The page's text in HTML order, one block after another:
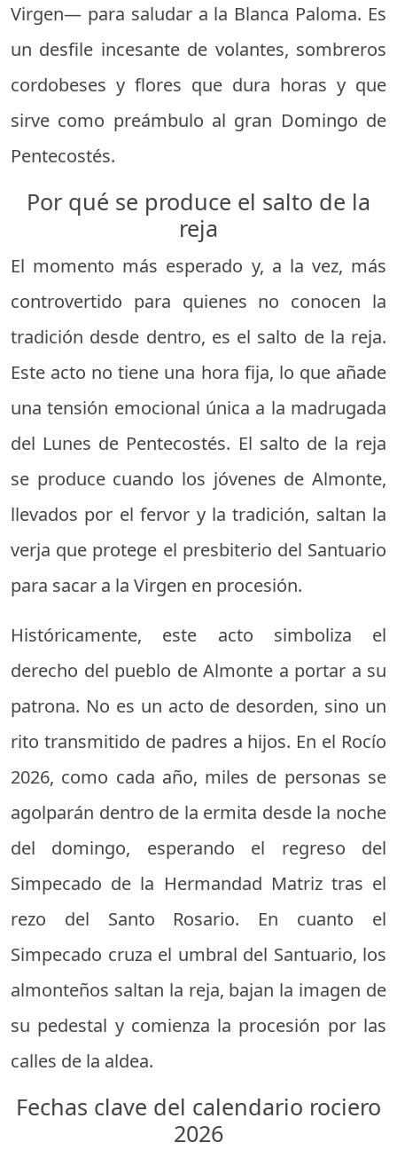
Virgen— para saludar a la Blanca Paloma. Es
un desfile incesante de volantes, sombreros
cordobeses y flores que dura horas y que
sirve como preámbulo al gran Domingo de
Pentecostés.
Por qué se produce el salto de la
reja
El momento más esperado y, a la vez, más
controvertido para quienes no conocen la
tradición desde dentro, es el salto de la reja.
Este acto no tiene una hora fija, lo que añade
una tensión emocional única a la madrugada
del Lunes de Pentecostés. El salto de la reja
se produce cuando los jóvenes de Almonte,
llevados por el fervor y la tradición, saltan la
verja que protege el presbiterio del Santuario
para sacar a la Virgen en procesión.
Históricamente, este acto simboliza el
derecho del pueblo de Almonte a portar a su
patrona. No es un acto de desorden, sino un
rito transmitido de padres a hijos. En el Rocío
2026, como cada año, miles de personas se
agolparán dentro de la ermita desde la noche
del domingo, esperando el regreso del
Simpecado de la Hermandad Matriz tras el
rezo del Santo Rosario. En cuanto el
Simpecado cruza el umbral del Santuario, los
almonteños saltan la reja, bajan la imagen de
su pedestal y comienza la procesión por las
calles de la aldea.
Fechas clave del calendario rociero
2026